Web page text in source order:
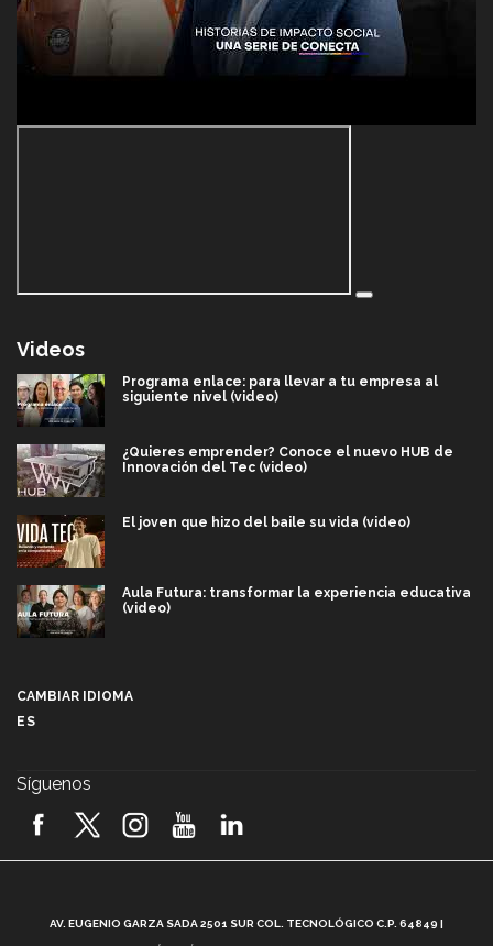
Videos
Programa enlace: para llevar a tu empresa al
siguiente nivel (video)
¿Quieres emprender? Conoce el nuevo HUB de
Innovación del Tec (video)
El joven que hizo del baile su vida (video)
Aula Futura: transformar la experiencia educativa
(video)
2026! (video)
CAMBIAR IDIOMA
ES
Síguenos
AV. EUGENIO GARZA SADA 2501 SUR COL. TECNOLÓGICO C.P. 64849 |